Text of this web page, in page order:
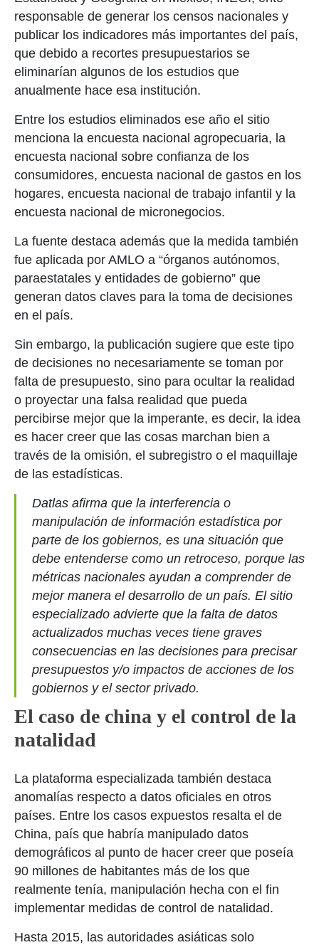
responsable de generar los censos nacionales y
publicar los indicadores más importantes del país,
que debido a recortes presupuestarios se
eliminarían algunos de los estudios que
anualmente hace esa institución.
Entre los estudios eliminados ese año el sitio
menciona la encuesta nacional agropecuaria, la
encuesta nacional sobre confianza de los
consumidores, encuesta nacional de gastos en los
hogares, encuesta nacional de trabajo infantil y la
encuesta nacional de micronegocios.
La fuente destaca además que la medida también
fue aplicada por AMLO a “órganos autónomos,
paraestatales y entidades de gobierno” que
generan datos claves para la toma de decisiones
en el país.
Sin embargo, la publicación sugiere que este tipo
de decisiones no necesariamente se toman por
falta de presupuesto, sino para ocultar la realidad
o proyectar una falsa realidad que pueda
percibirse mejor que la imperante, es decir, la idea
es hacer creer que las cosas marchan bien a
través de la omisión, el subregistro o el maquillaje
de las estadísticas.
Datlas afirma que la interferencia o
manipulación de información estadística por
parte de los gobiernos, es una situación que
debe entenderse como un retroceso, porque las
métricas nacionales ayudan a comprender de
mejor manera el desarrollo de un país. El sitio
especializado advierte que la falta de datos
actualizados muchas veces tiene graves
consecuencias en las decisiones para precisar
presupuestos y/o impactos de acciones de los
gobiernos y el sector privado.
El caso de china y el control de la
natalidad
La plataforma especializada también destaca
anomalías respecto a datos oficiales en otros
países. Entre los casos expuestos resalta el de
China, país que habría manipulado datos
demográficos al punto de hacer creer que poseía
90 millones de habitantes más de los que
realmente tenía, manipulación hecha con el fin
implementar medidas de control de natalidad.
Hasta 2015, las autoridades asiáticas solo